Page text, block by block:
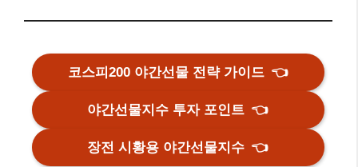
코스피200 야간선물 전략 가이드👈
야간선물지수 투자 포인트👈
장전 시황용 야간선물지수👈